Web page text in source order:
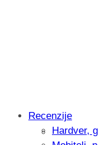
Recenzije
Hardver,